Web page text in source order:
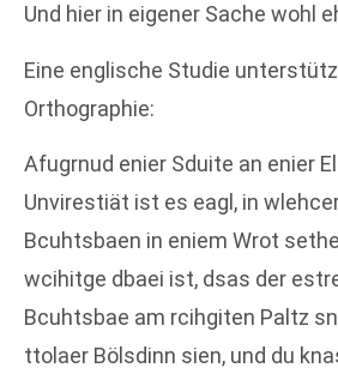
Und hier in eigener Sache wohl
Eine englische Studie
Orthographie:
Afugrnud enier Sduite an enier
Unvirestiät ist es eagl, in
Bcuhtsbaen in eniem Wrot
wcihitge dbaei ist, dsas der
Bcuhtsbae am rcihgiten Paltz
ttolaer Bölsdinn sien, und du